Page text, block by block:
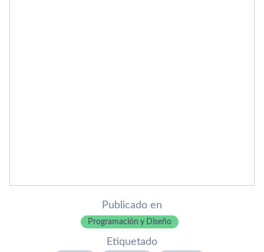
Publicado en
Programación y Diseño
Etiquetado